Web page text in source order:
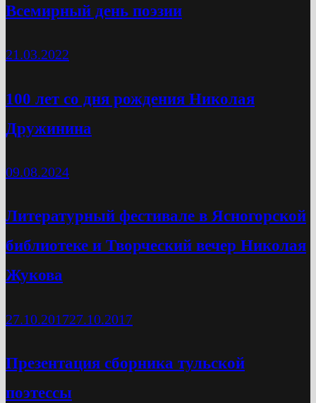
Всемирный день поэзии
21.03.2022
100 лет со дня рождения Николая
Дружинина
09.08.2024
Литературный фестивале в Ясногорской
библиотеке и Творческий вечер Николая
Жукова
27.10.201727.10.2017
Презентация сборника тульской
поэтессы